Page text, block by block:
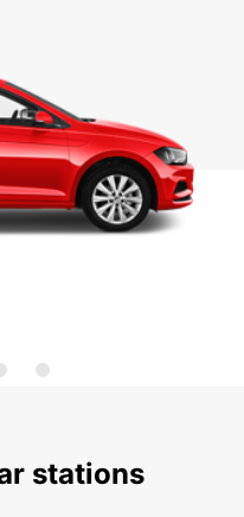
stations